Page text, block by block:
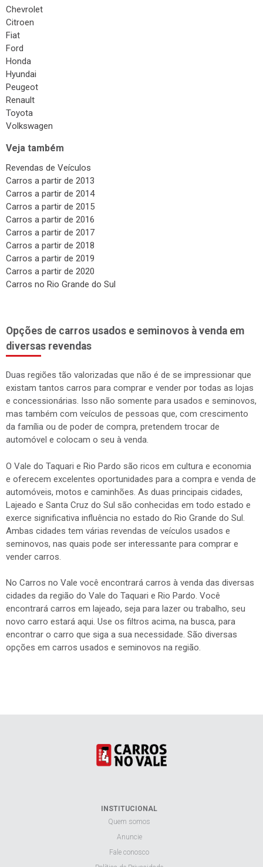
Chevrolet
Citroen
Fiat
Ford
Honda
Hyundai
Peugeot
Renault
Toyota
Volkswagen
Veja também
Revendas de Veículos
Carros a partir de 2013
Carros a partir de 2014
Carros a partir de 2015
Carros a partir de 2016
Carros a partir de 2017
Carros a partir de 2018
Carros a partir de 2019
Carros a partir de 2020
Carros no Rio Grande do Sul
Opções de carros usados e seminovos à venda em
diversas revendas
Duas regiões tão valorizadas que não é de se impressionar que
existam tantos carros para comprar e vender por todas as lojas
e concessionárias. Isso não somente para usados e seminovos,
mas também com veículos de pessoas que, com crescimento
da família ou de poder de compra, pretendem trocar de
automóvel e colocam o seu à venda.
O Vale do Taquari e Rio Pardo são ricos em cultura e economia
e oferecem excelentes oportunidades para a compra e venda de
automóveis, motos e caminhões. As duas principais cidades,
Lajeado e Santa Cruz do Sul são conhecidas em todo estado e
exerce significativa influência no estado do Rio Grande do Sul.
Ambas cidades tem várias revendas de veículos usados e
seminovos, nas quais pode ser interessante para comprar e
vender carros.
No Carros no Vale você encontrará carros à venda das diversas
cidades da região do Vale do Taquari e Rio Pardo. Você
encontrará carros em lajeado, seja para lazer ou trabalho, seu
novo carro estará aqui. Use os filtros acima, na busca, para
encontrar o carro que siga a sua necessidade. São diversas
opções em carros usados e seminovos na região.
INSTITUCIONAL
Quem somos
Anuncie
Fale conosco